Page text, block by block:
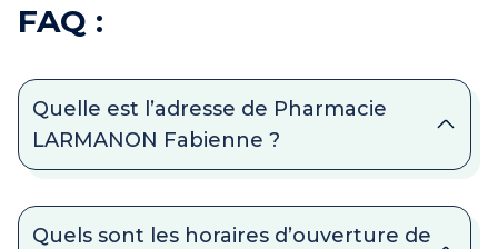
FAQ :
Quelle est l’adresse de Pharmacie
LARMANON Fabienne ?
Quels sont les horaires d’ouverture de